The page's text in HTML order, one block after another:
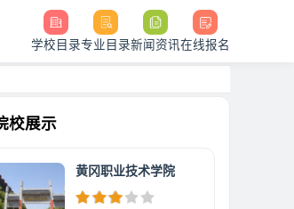
学校目录专业目录新闻资讯在线报名
校展示
黄冈职业技术学院